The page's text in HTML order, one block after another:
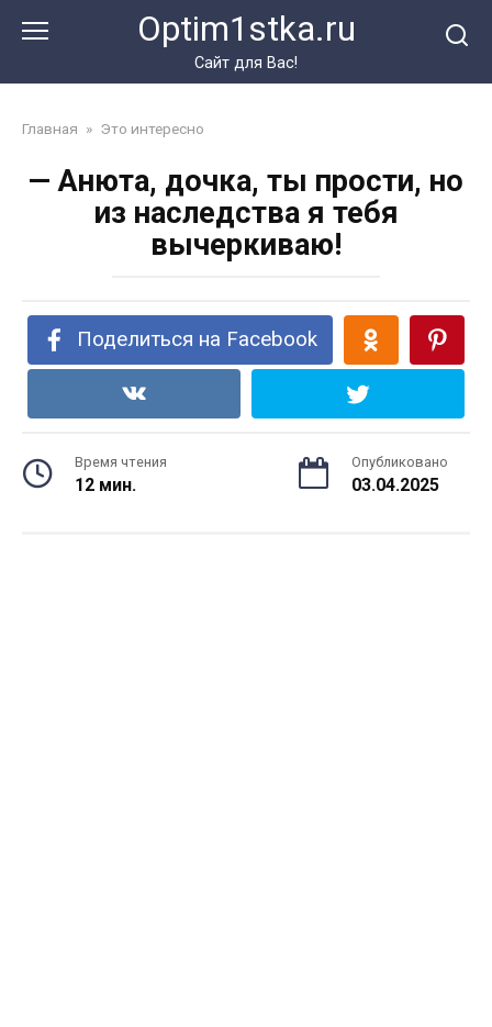
Optim1stka.ru
Сайт для Вас!
Главная » Это интересно
— Анюта, дочка, ты прости, но
из наследства я тебя
вычеркиваю!
Поделиться на Facebook
Время чтения
12 мин.
Опубликовано
03.04.2025